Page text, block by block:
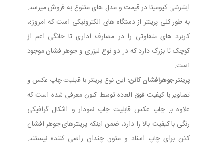
اینترنتی کیومیتا در قیمت و مدل های متنوع به فروش میرسد.
به طور کلی پرینتر از دستگاه های الکترونیکی است که امروزه،
کاربرد های متفاوتی را در مصارف اداری تا خانگی اعم از
کوچک تا بزرگ دارد که در دو نوع لیزری و جوهرافشان موجود
است.
پرینتر جوهرافشان کانن: این نوع پرینتر با قابلیت چاپ عکس و
تصاویر با کیفیت فوق العاده توسط کنون معرفی شده است که
علاوه بر چاپ عکس قابلیت چاپ نمودار و اشکال گرافیکی
رنگی با کیفیت بالا را دارد، ضمن اینکه پرینترهای جوهر افشان
کانن برای چاپ اسناد و متون چندان راضی کننده نیستند.